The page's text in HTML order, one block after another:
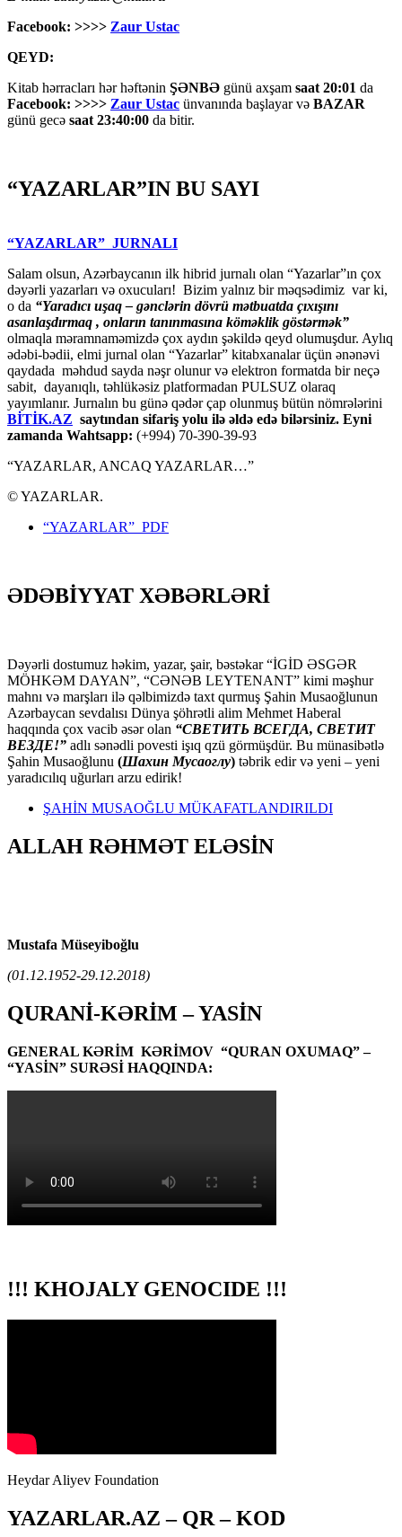
Facebook: >>>> Zaur Ustac
QEYD:
Kitab hərracları hər həftənin ŞƏNBƏ günü axşam saat 20:01 da
Facebook: >>>> Zaur Ustac ünvanında başlayar və BAZAR
günü gecə saat 23:40:00 da bitir.
“YAZARLAR”IN BU SAYI
“YAZARLAR” JURNALI
Salam olsun, Azərbaycanın ilk hibrid jurnalı olan “Yazarlar”ın çox
dəyərli yazarları və oxucuları! Bizim yalnız bir məqsədimiz var ki,
o da “Yaradıcı uşaq – gәnclәrin dövrü mәtbuatda çıxışını
asanlaşdırmaq , onların tanınmasına kömәklik göstәrmәk”
olmaqla məramnaməmizdə çox aydın şəkildə qeyd olumuşdur. Aylıq
ədəbi-bədii, elmi jurnal olan “Yazarlar” kitabxanalar üçün ənənəvi
qaydada məhdud sayda nəşr olunur və elektron formatda bir neçə
sabit, dayanıqlı, təhlükəsiz platformadan PULSUZ olaraq
yayımlanır. Jurnalın bu günə qədər çap olunmuş bütün nömrələrini
BİTİK.AZ saytından sifariş yolu ilə əldə edə bilərsiniz. Eyni
zamanda Wahtsapp: (+994) 70-390-39-93
“YAZARLAR, ANCAQ YAZARLAR…”
© YAZARLAR.
“YAZARLAR” PDF
ƏDƏBİYYAT XƏBƏRLƏRİ
Dəyərli dostumuz həkim, yazar, şair, bəstəkar “İGİD ƏSGƏR
MÖHKƏM DAYAN”, “CƏNƏB LEYTENANT” kimi məşhur
mahnı və marşları ilə qəlbimizdə taxt qurmuş Şahin Musaoğlunun
Azərbaycan sevdalısı Dünya şöhrətli alim Mehmet Haberal
haqqında çox vacib əsər olan “СВЕТИТЬ ВСЕГДА, СВЕТИТ
ВЕЗДЕ!” adlı sənədli povesti işıq qzü görmüşdür. Bu münasibətlə
Şahin Musaoğlunu (Шахин Мусаоглу) təbrik edir və yeni – yeni
yaradıcılıq uğurları arzu edirik!
ŞAHİN MUSAOĞLU MÜKAFATLANDIRILDI
ALLAH RƏHMƏT ELƏSİN
Mustafa Müseyiboğlu
(01.12.1952-29.12.2018)
QURANİ-KƏRİM – YASİN
GENERAL KƏRİM KƏRİMOV “QURAN OXUMAQ” –
“YASİN” SURƏSİ HAQQINDA:
!!! KHOJALY GENOCIDE !!!
Heydar Aliyev Foundation
YAZARLAR.AZ – QR – KOD